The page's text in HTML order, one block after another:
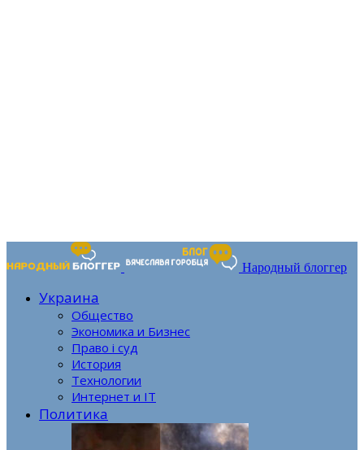
Народный блоггер
Украина
Общество
Экономика и Бизнес
Право і суд
История
Технологии
Интернет и IT
Политика